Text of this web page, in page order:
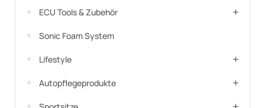
ECU Tools & Zubehör
Sonic Foam System
Lifestyle
Autopflegeprodukte